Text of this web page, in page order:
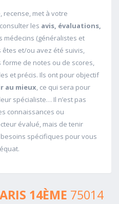
recense, met à votre
les avis, évaluations,
médecins (généralistes et
et/ou avez été suivis,
de notes ou de scores,
et précis. Ils ont pour objectif
au mieux, ce qui sera pour
spécialiste… Il n’est pas
connaissances ou
évalué, mais de tenir
spécifiques pour vous
14ÈME 75014